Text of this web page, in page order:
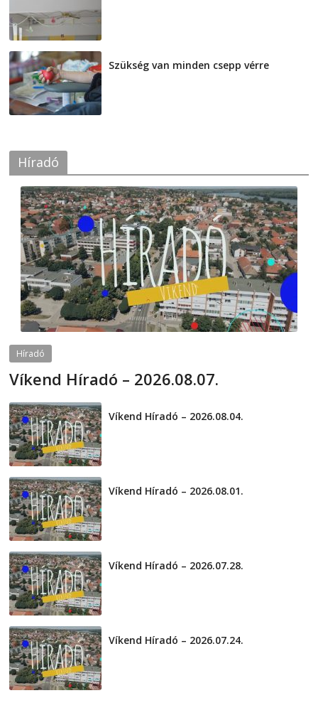
Szükség van minden csepp vérre
Híradó
Híradó
Víkend Híradó – 2026.08.07.
Víkend Híradó – 2026.08.04.
Víkend Híradó – 2026.08.01.
Víkend Híradó – 2026.07.28.
Víkend Híradó – 2026.07.24.